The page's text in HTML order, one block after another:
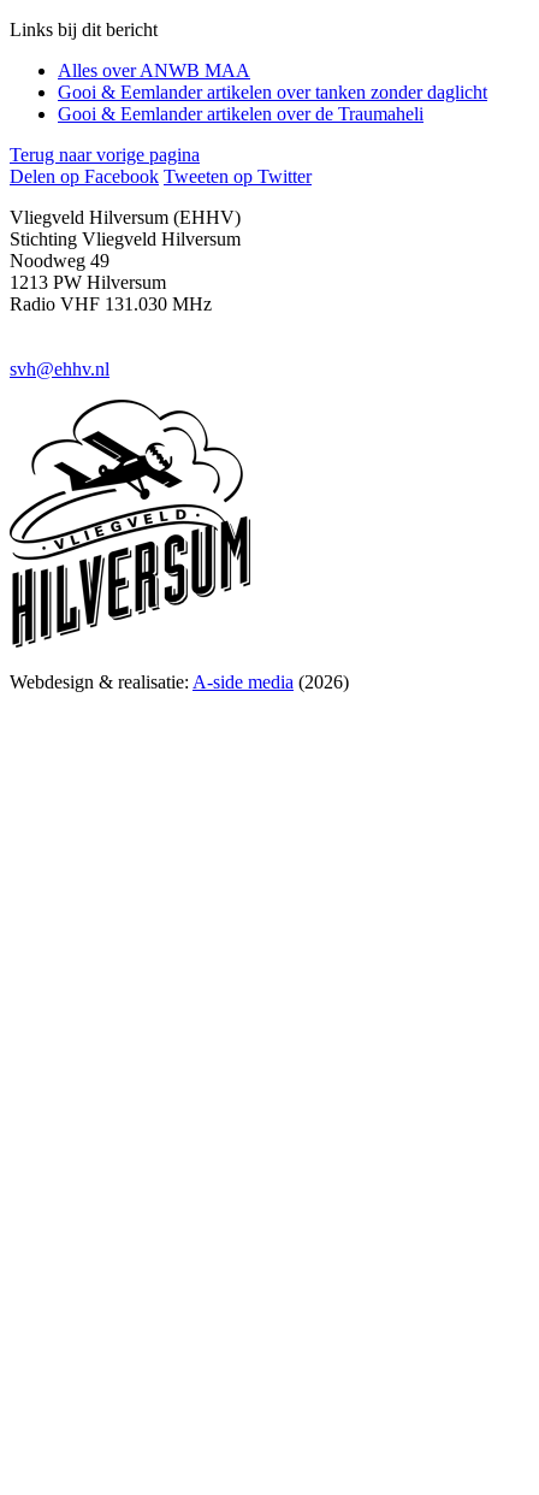
Links bij dit bericht
Alles over ANWB MAA
Gooi & Eemlander artikelen over tanken zonder daglicht
Gooi & Eemlander artikelen over de Traumaheli
Terug naar vorige pagina
Delen op Facebook Tweeten op Twitter
Vliegveld Hilversum (EHHV)
Stichting Vliegveld Hilversum
Noodweg 49
1213 PW Hilversum
Radio VHF 131.030 MHz
svh@ehhv.nl
Webdesign & realisatie: A-side media (2026)